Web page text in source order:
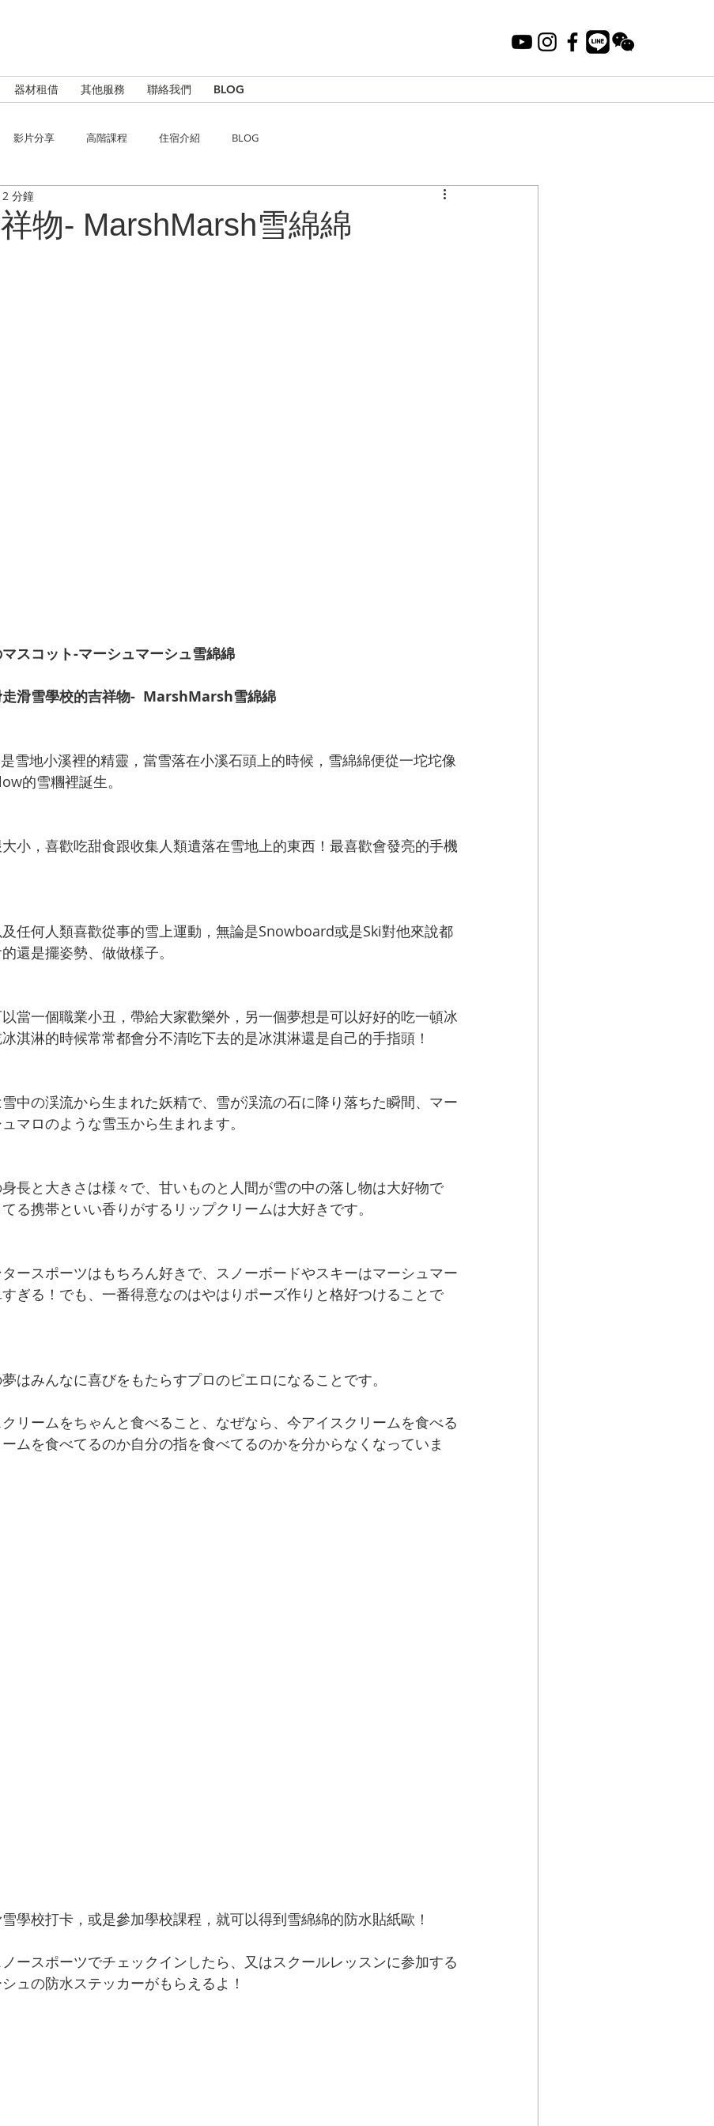
器材租借 其他服務 聯絡我們 BLOG
影片分享 高階課程 住宿介紹 BLOG
物- MarshMarsh雪綿綿
分鐘
スコット-マーシュマーシュ雪綿綿
走滑雪學校的吉祥物-  MarshMarsh雪綿綿
雪地小溪裡的精靈，當雪落在小溪石頭上的時候，雪綿綿便從一坨坨像
的雪糰裡誕生。
小，喜歡吃甜食跟收集人類遺落在雪地上的東西！最喜歡會發亮的手機
任何人類喜歡從事的雪上運動，無論是Snowboard或是Ski對他來說都
還是擺姿勢、做做樣子。
當一個職業小丑，帶給大家歡樂外，另一個夢想是可以好好的吃一頓冰
淇淋的時候常常都會分不清吃下去的是冰淇淋還是自己的手指頭！
中の渓流から生まれた妖精で、雪が渓流の石に降り落ちた瞬間、マー
マロのような雪玉から生まれます。
長と大きさは様々で、甘いものと人間が雪の中の落し物は大好物で
る携帯といい香りがするリップクリームは大好きです。
ースポーツはもちろん好きで、スノーボードやスキーはマーシュマー
ぎる！でも、一番得意なのはやはりポーズ作りと格好つけることで
はみんなに喜びをもたらすプロのピエロになることです。
リームをちゃんと食べること、なぜなら、今アイスクリームを食べる
ムを食べてるのか自分の指を食べてるのかを分からなくなっていま
學校打卡，或是參加學校課程，就可以得到雪綿綿的防水貼紙歐！
ースポーツでチェックインしたら、又はスクールレッスンに参加する
ュの防水ステッカーがもらえるよ！